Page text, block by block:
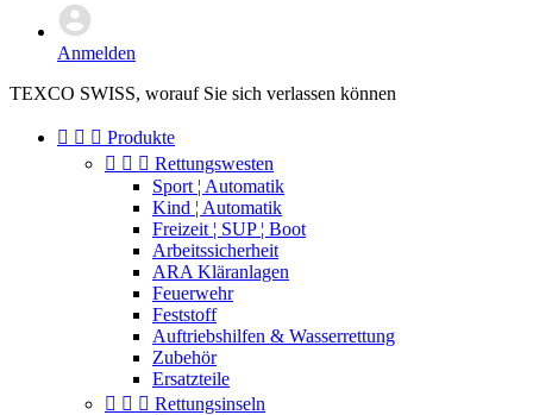
Anmelden
TEXCO SWISS, worauf Sie sich verlassen können
   Produkte
   Rettungswesten
Sport ¦ Automatik
Kind ¦ Automatik
Freizeit ¦ SUP ¦ Boot
Arbeitssicherheit
ARA Kläranlagen
Feuerwehr
Feststoff
Auftriebshilfen & Wasserrettung
Zubehör
Ersatzteile
   Rettungsinseln